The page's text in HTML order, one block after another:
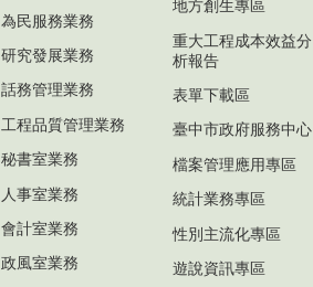
為民服務業務
研究發展業務
話務管理業務
工程品質管理業務
秘書室業務
人事室業務
會計室業務
政風室業務
地方創生專區
重大工程成本效益分
析報告
表單下載區
臺中市政府服務中心
檔案管理應用專區
統計業務專區
性別主流化專區
遊說資訊專區